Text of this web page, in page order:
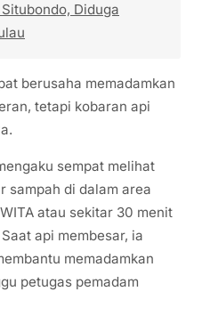
Diduga
berusaha memadamkan
tetapi kobaran api
sempat melihat
sampah di dalam area
atau sekitar 30 menit
api membesar, ia
memadamkan
petugas pemadam